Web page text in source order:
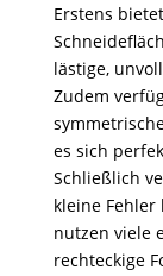
Erstens
lästige,
Zudem
es sich
Schließlich
kleine
nutzen viele
rechteckige